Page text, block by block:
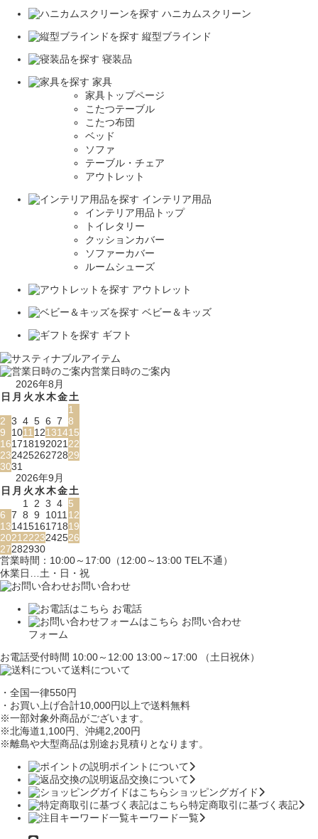
ハニカムスクリーン
縦型ブラインド
寝装品
家具
家具トップページ
こたつテーブル
こたつ布団
ベッド
ソファ
テーブル・チェア
アウトレット
インテリア用品
インテリア用品トップ
トイレタリー
クッションカバー
ソファーカバー
ルームシューズ
アウトレット
ベビー＆キッズ
ギフト
営業日時のご案内
2026年8月
日 月 火水木金土
1
2 3 4 5 6 7 8
9
101112131415
16171819202122
23242526272829
3031
2026年9月
日 月 火水木金土
1 2 3 4 5
6 7 8 9 101112
13141516171819
20212223242526
27282930
営業時間：10:00～17:00（12:00～13:00 TEL不通）
休業日…土・日・祝
お問い合わせ
お電話
お問い合わせ
フォーム
お電話受付時間 10:00～12:00 13:00～17:00 （土日祝休）
送料について
・全国一律550円
・お買い上げ合計10,000円 以上で送料無料
※一部対象外商品がございます。
※北海道1,100円、沖縄2,200円
※離島や大型商品は別途お見積りとなります。
ポイントについて
返品交換について
ショッピングガイド
特定商取引に基づく表記
キーワード一覧